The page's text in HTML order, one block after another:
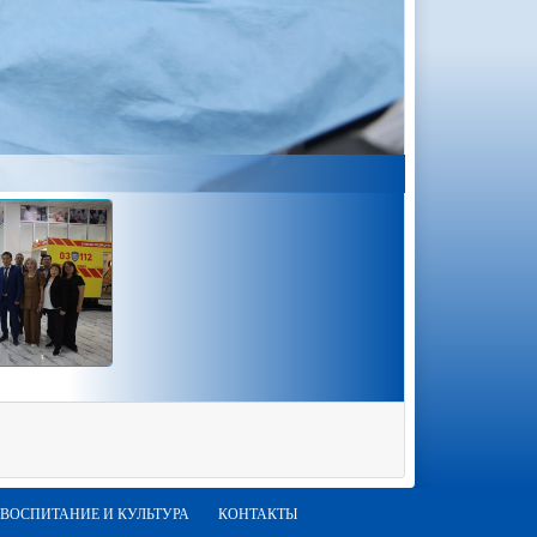
ВОСПИТАНИЕ И КУЛЬТУРА КОНТАКТЫ